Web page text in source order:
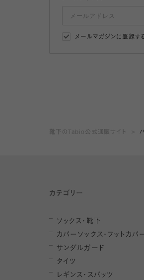
メールマガジンに登録す
靴下のTabio公式通販サイト
カテゴリー
ソックス・靴下
カバーソックス・フットカバ
サンダルガード
タイツ
レギンス・スパッツ